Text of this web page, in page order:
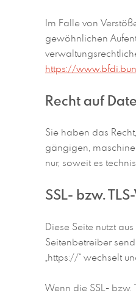
Im Falle von
gewöhnlichen
https://
Recht auf
Sie haben das
gängigen,
nur, soweit es
SSL- bzw.
Diese Seite nutzt
Seitenbetreiber
„https://“ wechselt
Wenn die SSL- bzw.